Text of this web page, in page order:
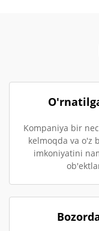
Kompaniya bir
kelmoqda va o'z
imkoniyatini